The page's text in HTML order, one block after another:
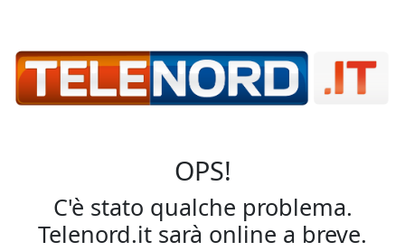
OPS!
C'è stato qualche problema.
Telenord.it sarà online a breve.